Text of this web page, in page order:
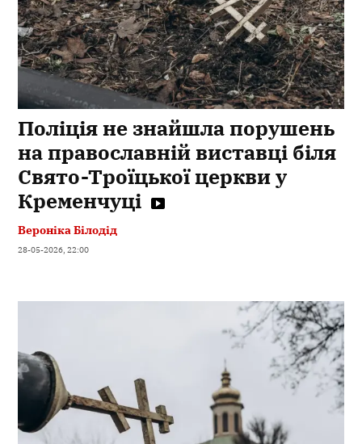
Поліція не знайшла порушень
на православній виставці біля
Свято-Троїцької церкви у
Кременчуці
Вероніка Білодід
28-05-2026, 22:00